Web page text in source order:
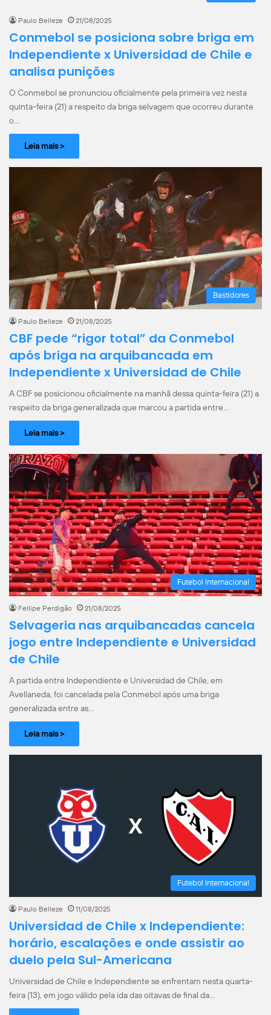
Paulo Belleze 21/08/2025
Conmebol se posiciona sobre briga em
Independiente x Universidad de Chile e
analisa punições
O Conmebol se pronunciou oficialmente pela primeira vez nesta
quinta-feira (21) a respeito da briga selvagem que ocorreu durante
o…
Leia mais >
Bastidores
Paulo Belleze 21/08/2025
CBF pede “rigor total” da Conmebol
após briga na arquibancada em
Independiente x Universidad de Chile
A CBF se posicionou oficialmente na manhã dessa quinta-feira (21) a
respeito da briga generalizada que marcou a partida entre…
Leia mais >
Futebol Internacional
Fellipe Perdigão 21/08/2025
Selvageria nas arquibancadas cancela
jogo entre Independiente e Universidad
de Chile
A partida entre Independiente e Universidad de Chile, em
Avellaneda, foi cancelada pela Conmebol após uma briga
generalizada entre as…
Leia mais >
Futebol Internacional
Paulo Belleze 11/08/2025
Universidad de Chile x Independiente:
horário, escalações e onde assistir ao
duelo pela Sul-Americana
Universidad de Chile e Independiente se enfrentam nesta quarta-
feira (13), em jogo válido pela ida das oitavas de final da…